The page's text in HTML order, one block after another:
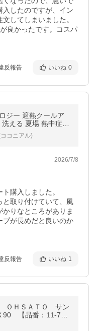
入したのですが、イン
してしまいました。
良かったです。コスパ
反報告 いいね 0
ジー 遮熱クールア
える 夏場 熱中症
目隠し サンシェー
コニアル)
2026/7/8
購入しました。
と取り付けていて、風
りなところがありま
プが長めだと良いのか
反報告 いいね 1
ＯＨＳＡＴＯ サン
【品番：11-70